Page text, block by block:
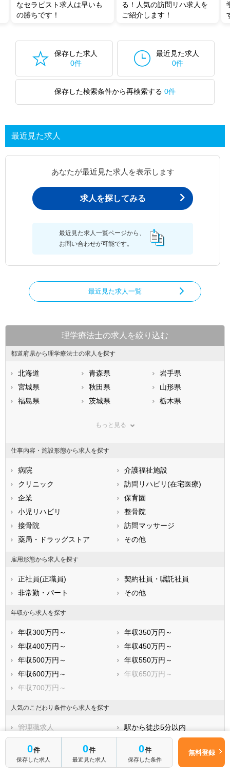
なセラピスト求人は早いも
の勝ちです！
る！人気の訪問リハ求人を
ご紹介します！
保存した求人
0件
最近見た求人
0件
保存した検索条件から再検索する 0件
最近見た求人
あなたが最近見た求人を表示します
求人を探してみる
最近見た求人一覧ページから、
お問い合わせが可能です。
最近見た求人一覧
0件
保存した求人
0件
最近見た求人
0件
保存した条件
無料登録
理学療法士の求人を絞り込む
都道府県から理学療法士の求人を探す
北海道 青森県
岩手県
宮城県
秋田県
山形県
福島県
茨城県
栃木県
神奈川県
石川県
福井県
静岡県
三重県
滋賀県
大阪府
兵庫県
鳥取県
広島県
徳島県
香川県
愛媛県
鹿児島県
もっと見る
仕事内容・施設形態から求人を探す
病院
介護福祉施設
クリニック
訪問リハビリ(在宅医療)
企業
保育園
小児リハビリ
整骨院
接骨院
訪問マッサージ
薬局・ドラッグストア
その他
雇用形態から求人を探す
正社員(正職員)
契約社員・嘱託社員
非常勤・パート
その他
年収から求人を探す
年収300万円～
年収350万円～
年収400万円～
年収450万円～
年収500万円～
年収550万円～
年収600万円～
年収650万円～
年収700万円～
人気のこだわり条件から求人を探す
管理職求人
駅から徒歩5分以内
未経験OK
新卒OK
残業少なめ
寮・借り上げ